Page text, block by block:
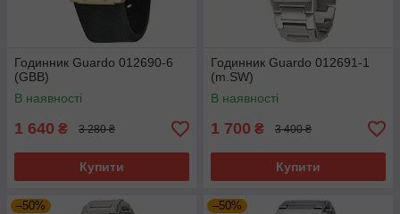
Годинник Guardo 012690-6
(GBB)
В наявності
1 640 ₴ 3 280 ₴
Купити
Годинник Guardo 012691-1
(m.SW)
В наявності
1 700 ₴ 3 400 ₴
Купити
–50% –50%